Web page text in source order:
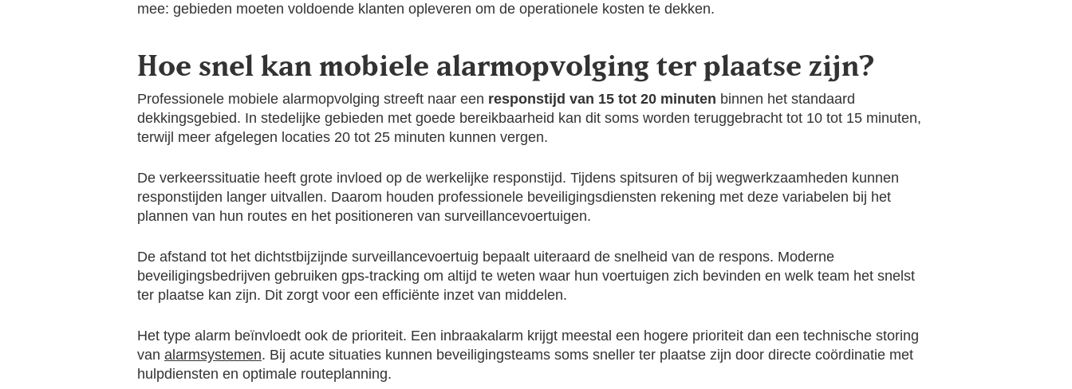
mee: gebieden moeten voldoende klanten opleveren om de operationele kosten te dekken.
Hoe snel kan mobiele alarmopvolging ter plaatse zijn?
Professionele mobiele alarmopvolging streeft naar een responstijd van 15 tot 20 minuten binnen het standaard
dekkingsgebied. In stedelijke gebieden met goede bereikbaarheid kan dit soms worden teruggebracht tot 10 tot 15 minuten,
terwijl meer afgelegen locaties 20 tot 25 minuten kunnen vergen.
De verkeerssituatie heeft grote invloed op de werkelijke responstijd. Tijdens spitsuren of bij wegwerkzaamheden kunnen
responstijden langer uitvallen. Daarom houden professionele beveiligingsdiensten rekening met deze variabelen bij het
plannen van hun routes en het positioneren van surveillancevoertuigen.
De afstand tot het dichtstbijzijnde surveillancevoertuig bepaalt uiteraard de snelheid van de respons. Moderne
beveiligingsbedrijven gebruiken gps-tracking om altijd te weten waar hun voertuigen zich bevinden en welk team het snelst
ter plaatse kan zijn. Dit zorgt voor een efficiënte inzet van middelen.
Het type alarm beïnvloedt ook de prioriteit. Een inbraakalarm krijgt meestal een hogere prioriteit dan een technische storing
van alarmsystemen. Bij acute situaties kunnen beveiligingsteams soms sneller ter plaatse zijn door directe coördinatie met
hulpdiensten en optimale routeplanning.